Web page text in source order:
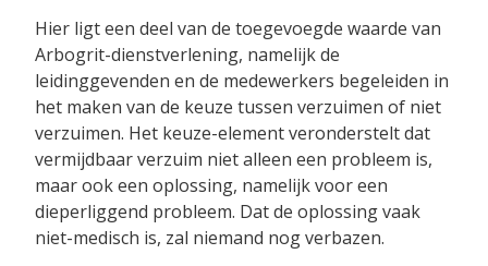
Hier ligt een deel van de toegevoegde waarde van
Arbogrit-dienstverlening, namelijk de
leidinggevenden en de medewerkers begeleiden in
het maken van de keuze tussen verzuimen of niet
verzuimen. Het keuze-element veronderstelt dat
vermijdbaar verzuim niet alleen een probleem is,
maar ook een oplossing, namelijk voor een
dieperliggend probleem. Dat de oplossing vaak
niet-medisch is, zal niemand nog verbazen.